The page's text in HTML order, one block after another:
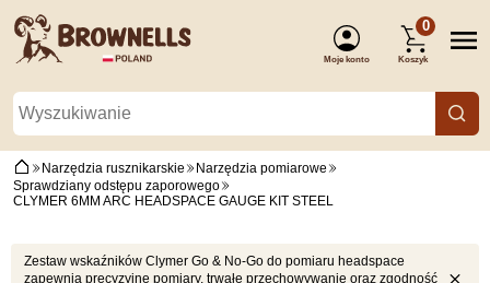
Moje konto
0
Koszyk
Narzędzia rusznikarskie
Narzędzia pomiarowe
Sprawdziany odstępu zaporowego
CLYMER 6MM ARC HEADSPACE GAUGE KIT STEEL
Zestaw wskaźników Clymer Go & No-Go do pomiaru headspace
zapewnia precyzyjne pomiary, trwałe przechowywanie oraz zgodność